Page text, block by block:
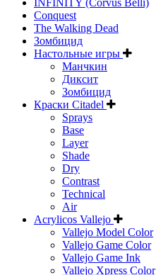
INFINITY (Corvus Belli)
Conquest
The Walking Dead
Зомбицид
Настольные игры
Манчкин
Диксит
Зомбицид
Краски Citadel
Sprays
Base
Layer
Shade
Dry
Contrast
Technical
Air
Acrylicos Vallejo
Vallejo Model Color
Vallejo Game Color
Vallejo Game Ink
Vallejo Xpress Color